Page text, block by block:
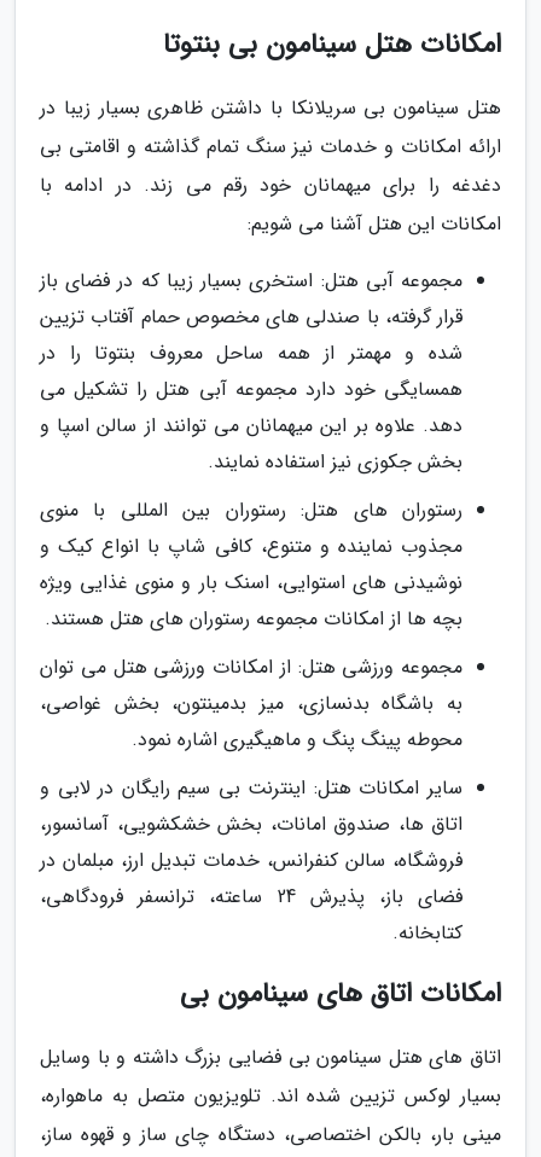
امکانات هتل سینامون بی بنتوتا
هتل سینامون بی سریلانکا با داشتن ظاهری بسیار زیبا در
ارائه امکانات و خدمات نیز سنگ تمام گذاشته و اقامتی بی
دغدغه را برای میهمانان خود رقم می زند. در ادامه با
امکانات این هتل آشنا می شویم:
مجموعه آبی هتل: استخری بسیار زیبا که در فضای باز
قرار گرفته، با صندلی های مخصوص حمام آفتاب تزیین
شده و مهمتر از همه ساحل معروف بنتوتا را در
همسایگی خود دارد مجموعه آبی هتل را تشکیل می
دهد. علاوه بر این میهمانان می توانند از سالن اسپا و
بخش جکوزی نیز استفاده نمایند.
رستوران های هتل: رستوران بین المللی با منوی
مجذوب نماینده و متنوع، کافی شاپ با انواع کیک و
نوشیدنی های استوایی، اسنک بار و منوی غذایی ویژه
بچه ها از امکانات مجموعه رستوران های هتل هستند.
مجموعه ورزشی هتل: از امکانات ورزشی هتل می توان
به باشگاه بدنسازی، میز بدمینتون، بخش غواصی،
محوطه پینگ پنگ و ماهیگیری اشاره نمود.
سایر امکانات هتل: اینترنت بی سیم رایگان در لابی و
اتاق ها، صندوق امانات، بخش خشکشویی، آسانسور،
فروشگاه، سالن کنفرانس، خدمات تبدیل ارز، مبلمان در
فضای باز، پذیرش 24 ساعته، ترانسفر فرودگاهی،
کتابخانه.
امکانات اتاق های سینامون بی
اتاق های هتل سینامون بی فضایی بزرگ داشته و با وسایل
بسیار لوکس تزیین شده اند. تلویزیون متصل به ماهواره،
مینی بار، بالکن اختصاصی، دستگاه چای ساز و قهوه ساز،